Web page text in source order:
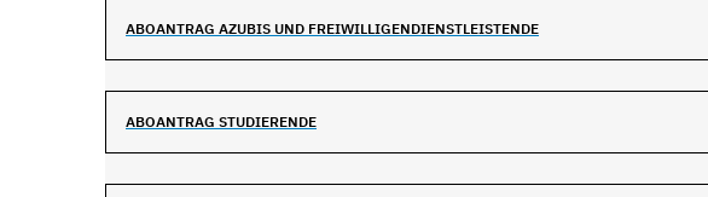
ABOANTRAG AZUBIS UND FREIWILLIGENDIENSTLEISTENDE
ABOANTRAG STUDIERENDE